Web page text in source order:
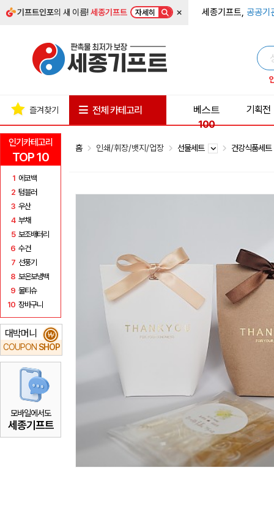
기프트인포의 새 이름!세종기프트 자세히 × 세종기프트, 공공기
인기카테고리
TOP 10
1 에코백
2 텀블러
3 우산
4 부채
5 보조배터리
6 수건
7 선풍기
8 보온보냉백
9 물티슈
10 장바구니
대박머니
COUPON SHOP
₩
모바일에서도
세종기프트
즐겨찾기 전체 카테고리
베스트
100
기획전
홈 인쇄/휘장/뱃지/업장 선물세트 건강식품세